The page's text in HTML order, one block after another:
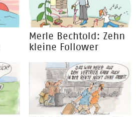
Merle Bechtold: Zehn
kleine Follower